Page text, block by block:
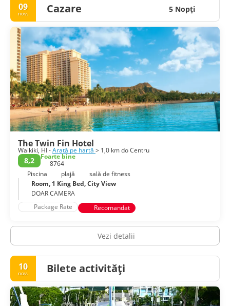
09
nov. Cazare 5 Nopţi
The Twin Fin Hotel
Waikiki, HI -Arată pe hartă > 1,0 km do Centru
8,2
Foarte bine
8764
Piscina
plajă
sală de fitness
Room, 1 King Bed, City View
DOAR CAMERA
Package Rate
Recomandat
Vezi detalii
10
nov. Bilete activități